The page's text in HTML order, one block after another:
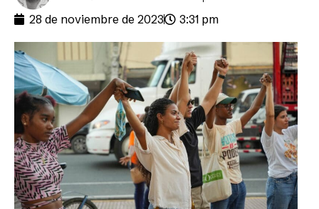
28 de noviembre de 2023
3:31 pm